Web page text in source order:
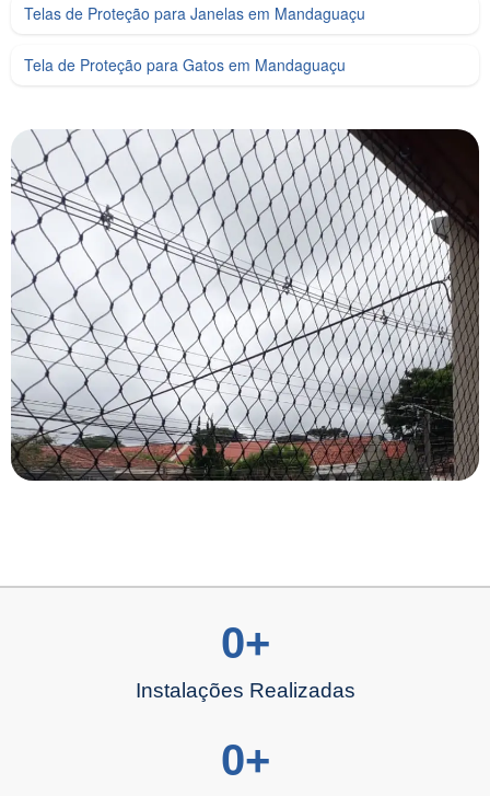
Telas de Proteção para Janelas em Mandaguaçu
Tela de Proteção para Gatos em Mandaguaçu
Instalações Realizadas
0+
0+